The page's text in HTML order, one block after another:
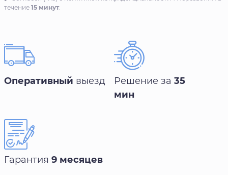
течение 15 минут.
Оперативный выезд Решение за 35
мин
Гарантия 9 месяцев